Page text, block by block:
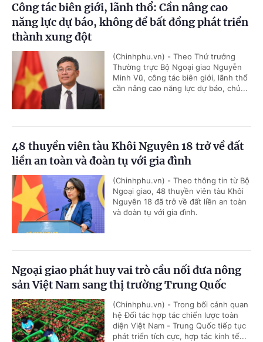
Công tác biên giới, lãnh thổ: Cần nâng cao
năng lực dự báo, không để bất đồng phát triển
thành xung đột
(Chinhphu.vn) - Theo Thứ trưởng
Thường trực Bộ Ngoại giao Nguyễn
Minh Vũ, công tác biên giới, lãnh thổ
cần nâng cao năng lực dự báo, chủ...
48 thuyền viên tàu Khôi Nguyên 18 trở về đất
liền an toàn và đoàn tụ với gia đình
(Chinhphu.vn) - Theo thông tin từ Bộ
Ngoại giao, 48 thuyền viên tàu Khôi
Nguyên 18 đã trở về đất liền an toàn
và đoàn tụ với gia đình.
Ngoại giao phát huy vai trò cầu nối đưa nông
sản Việt Nam sang thị trường Trung Quốc
(Chinhphu.vn) - Trong bối cảnh quan
hệ Đối tác hợp tác chiến lược toàn
diện Việt Nam - Trung Quốc tiếp tục
phát triển tích cực, hợp tác kinh tế...